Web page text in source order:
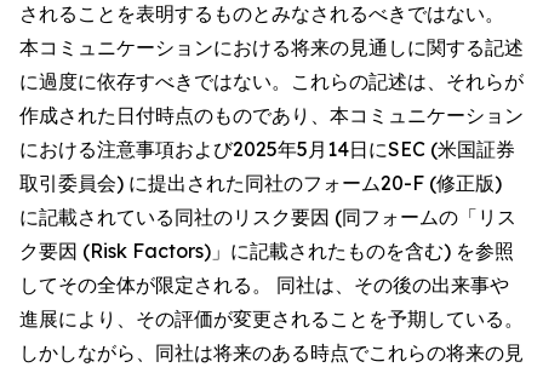
されることを表明するものとみなされるべきではない。
本コミュニケーションにおける将来の見通しに関する記述
に過度に依存すべきではない。これらの記述は、それらが
作成された日付時点のものであり、本コミュニケーション
における注意事項および2025年5月14日にSEC (米国証券
取引委員会) に提出された同社のフォーム20-F (修正版)
に記載されている同社のリスク要因 (同フォームの「リス
ク要因 (Risk Factors)」に記載されたものを含む) を参照
してその全体が限定される。 同社は、その後の出来事や
進展により、その評価が変更されることを予期している。
しかしながら、同社は将来のある時点でこれらの将来の見